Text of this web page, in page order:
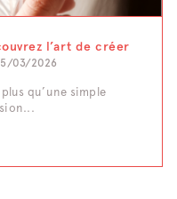
l’art de créer
03/2026
qu’une simple